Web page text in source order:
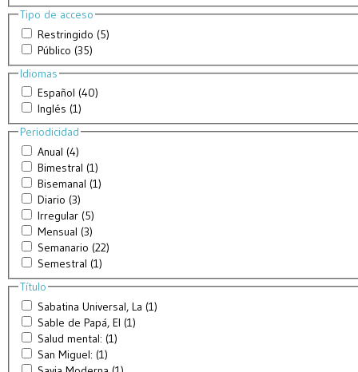
Tipo de acceso
Restringido (5)
Público (35)
Idiomas
Español (40)
Inglés (1)
Periodicidad
Anual (4)
Bimestral (1)
Bisemanal (1)
Diario (3)
Irregular (5)
Mensual (3)
Semanario (22)
Semestral (1)
Título
Sabatina Universal, La (1)
Sable de Papá, El (1)
Salud mental: (1)
San Miguel: (1)